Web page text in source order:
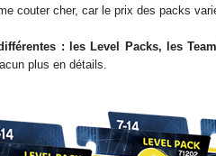
couter cher, car le prix des packs
es : es Level Packs, les
plus en détails.